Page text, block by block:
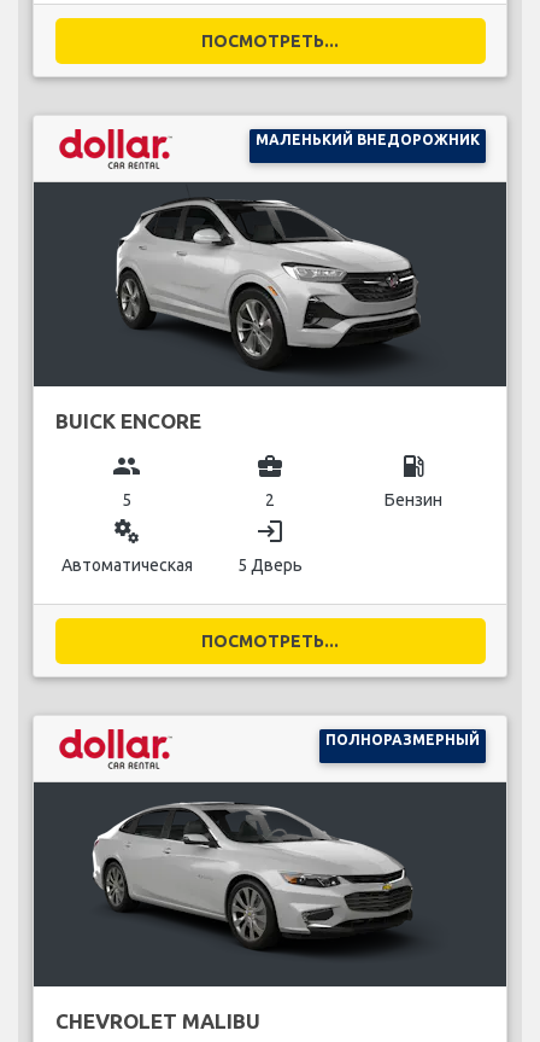
ПОСМОТРЕТЬ...
МАЛЕНЬКИЙ ВНЕДОРОЖНИК
BUICK ENCORE
group
5
business_center
2
local_gas_station
Бензин
miscellaneous_services
Автоматическая
login
5 Дверь
ПОСМОТРЕТЬ...
ПОЛНОРАЗМЕРНЫЙ
CHEVROLET MALIBU